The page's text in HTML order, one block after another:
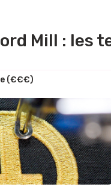
Mill : les
(€€€)